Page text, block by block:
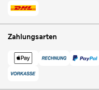
Zahlungsarten